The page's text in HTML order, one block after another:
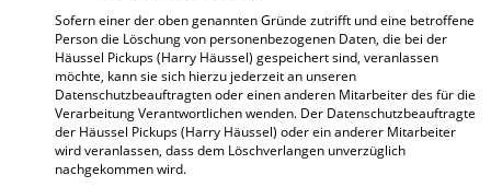
Sofern einer der oben genannten Gründe zutrifft und eine betroffene
Person die Löschung von personenbezogenen Daten, die bei der
Häussel Pickups (Harry Häussel) gespeichert sind, veranlassen
möchte, kann sie sich hierzu jederzeit an unseren
Datenschutzbeauftragten oder einen anderen Mitarbeiter des für die
Verarbeitung Verantwortlichen wenden. Der Datenschutzbeauftragte
der Häussel Pickups (Harry Häussel) oder ein anderer Mitarbeiter
wird veranlassen, dass dem Löschverlangen unverzüglich
nachgekommen wird.